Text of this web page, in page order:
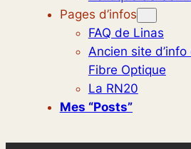
Pages d’infos
FAQ de Linas
Ancien site
Fibre Optique
La RN20
Mes “posts”